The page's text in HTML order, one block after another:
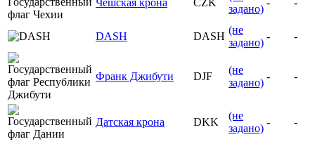
задано)
DASH DASH
(не
задано)
- -
Франк Джибути DJF
(не
задано)
- -
Датская крона DKK
(не
задано)
- -